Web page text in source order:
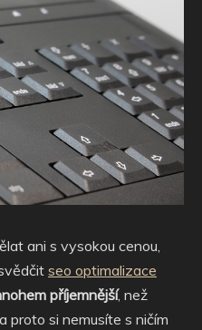
ani s vysokou cenou,
seo optimalizace
příjemnější, než
proto si nemusíte s ničím